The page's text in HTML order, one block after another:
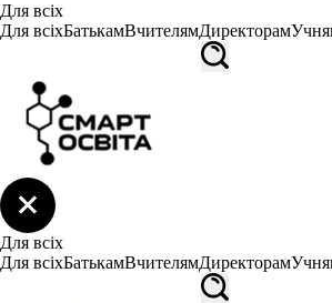
Для всіх
Для всіхБатькамВчителямДиректорам
Для всіх
Для всіхБатькамВчителямДиректорам